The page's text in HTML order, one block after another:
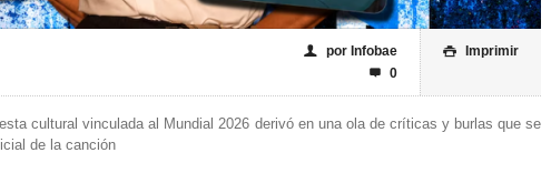
 Imprimir
👤 por Infobae
 0
cultural vinculada al Mundial 2026 derivó en una ola de críticas y burlas que se
de la canción